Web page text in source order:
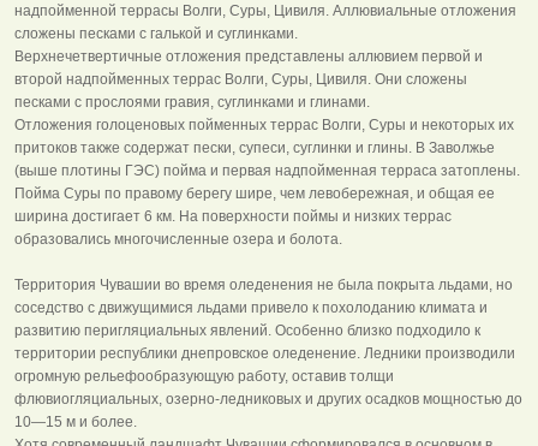
надпойменной террасы Волги, Суры, Цивиля. Аллювиальные отложения
сложены песками с галькой и суглинками.
Верхнечетвертичные отложения представлены аллювием первой и
второй надпойменных террас Волги, Суры, Цивиля. Они сложены
песками с прослоями гравия, суглинками и глинами.
Отложения голоценовых пойменных террас Волги, Суры и некоторых их
притоков также содержат пески, супеси, суглинки и глины. В Заволжье
(выше плотины ГЭС) пойма и первая надпойменная терраса затоплены.
Пойма Суры по правому берегу шире, чем левобережная, и общая ее
ширина достигает 6 км. На поверхности поймы и низких террас
образовались многочисленные озера и болота.
Территория Чувашии во время оледенения не была покрыта льдами, но
соседство с движущимися льдами привело к похолоданию климата и
развитию перигляциальных явлений. Особенно близко подходило к
территории республики днепровское оледенение. Ледники производили
огромную рельефообразующую работу, оставив толщи
флювиогляциальных, озерно-ледниковых и других осадков мощностью до
10—15 м и более.